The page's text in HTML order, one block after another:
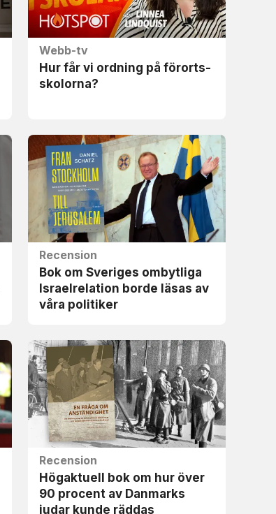
Webb-tv
Hur får vi ordning på förorts­
skolorna?
Recension
Bok om Sveriges ombytliga
Israel­relation borde läsas av
våra politiker
Recension
Högaktuell bok om hur över
90 procent av Danmarks
judar kunde räddas